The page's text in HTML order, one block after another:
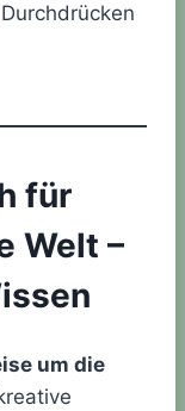
für
Welt –
um die